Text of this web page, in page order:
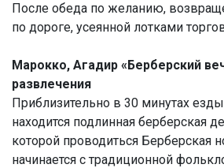
После обеда по желанию,
по дороге, усеянной лотками
Марокко, Агадир «Берберский
развлечения
Приблизительно в 30 минутах
находится подлинная берберская
которой проводиться Берберская
начинается с традиционной